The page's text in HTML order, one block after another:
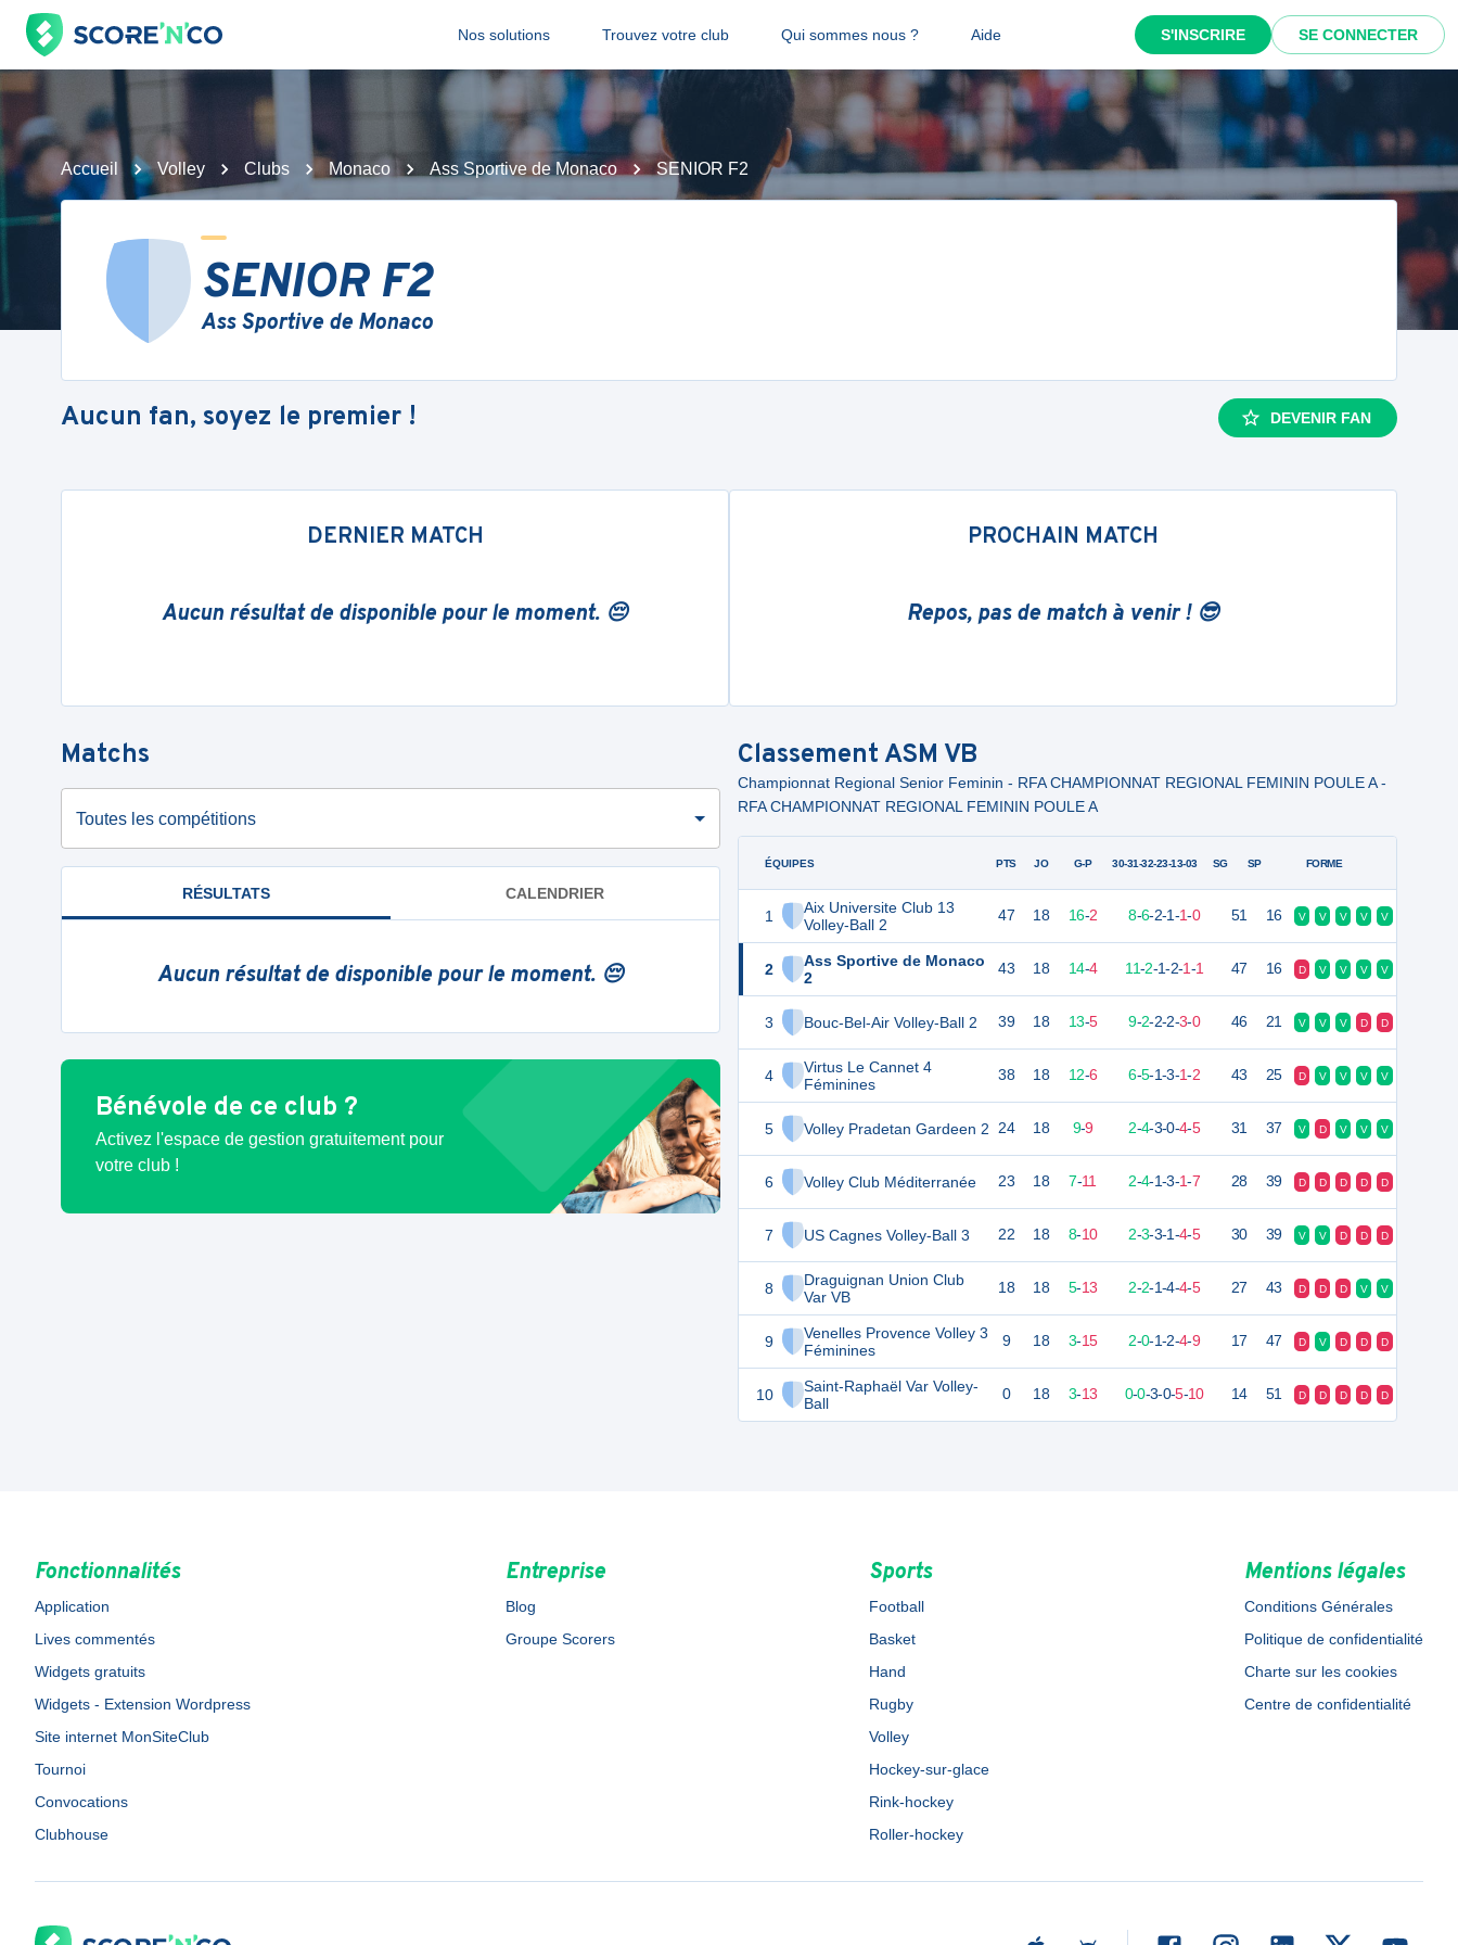
Nos solutions Trouvez votre club Qui sommes nous ? Aide S'INSCRIRE SE CONNECTER
Accueil Volley Clubs Monaco Ass Sportive de Monaco SENIOR F2
SENIOR F2
Ass Sportive de Monaco
Aucun fan, soyez le premier ! DEVENIR FAN
DERNIER MATCH
Aucun résultat de disponible pour le moment. 😔
PROCHAIN MATCH
Repos, pas de match à venir ! 😎
Matchs
Toutes les compétitions
RÉSULTATS CALENDRIER
Aucun résultat de disponible pour le moment. 😔
Bénévole de ce club ?
Activez l'espace de gestion gratuitement pour
votre club !
Classement ASM VB
Championnat Regional Senior Feminin - RFA CHAMPIONNAT REGIONAL FEMININ POULE A -
RFA CHAMPIONNAT REGIONAL FEMININ POULE A
ÉQUIPES
1
Aix Universite Club 13
Volley-Ball 2
2
Ass Sportive de Monaco
2
3 Bouc-Bel-Air Volley-Ball 2
4
Virtus Le Cannet 4
Féminines
5 Volley Pradetan Gardeen 2
6 Volley Club Méditerranée
7 US Cagnes Volley-Ball 3
8
Draguignan Union Club
Var VB
9
Venelles Provence Volley 3
Féminines
10
Saint-Raphaël Var Volley-
Ball
PTS JO G-P 30-31-32-23-13-03 SG SP FORME
47 18 16-2 8-6-2-1-1-0 51 16 V V V V V
43 18 14-4 11-2-1-2-1-1 47 16 D V V V V
39 18 13-5 9-2-2-2-3-0 46 21 V V V D D
38 18 12-6 6-5-1-3-1-2 43 25 D V V V V
24 18 9-9 2-4-3-0-4-5 31 37 V D V V V
23 18 7-11 2-4-1-3-1-7 28 39 D D D D D
22 18 8-10 2-3-3-1-4-5 30 39 V V D D D
18 18 5-13 2-2-1-4-4-5 27 43 D D D V V
9 18 3-15 2-0-1-2-4-9 17 47 D V D D D
0 18 3-13 0-0-3-0-5-10 14 51 D D D D D
Fonctionnalités
Application
Lives commentés
Widgets gratuits
Widgets - Extension Wordpress
Site internet MonSiteClub
Tournoi
Convocations
Clubhouse
Entreprise
Blog
Groupe Scorers
Sports
Football
Basket
Hand
Rugby
Volley
Hockey-sur-glace
Rink-hockey
Roller-hockey
Mentions légales
Conditions Générales
Politique de confidentialité
Charte sur les cookies
Centre de confidentialité